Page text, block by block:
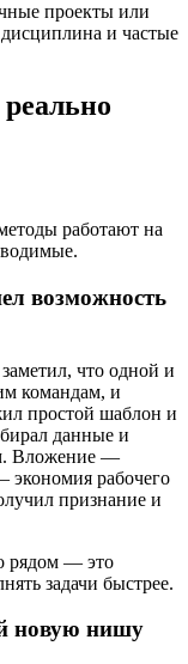
проекты или
и частые
работают на
возможность
что одной и
командам, и
простой шаблон и
данные и
Вложение —
экономия рабочего
признание и
рядом — это
задачи быстрее.
новую нишу